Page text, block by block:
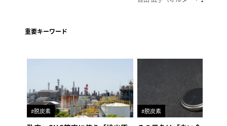
重要キーワード
#脱炭素 #脱炭素